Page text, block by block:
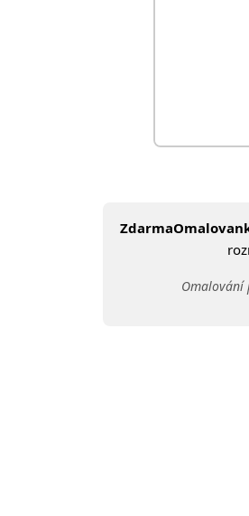
Omalování